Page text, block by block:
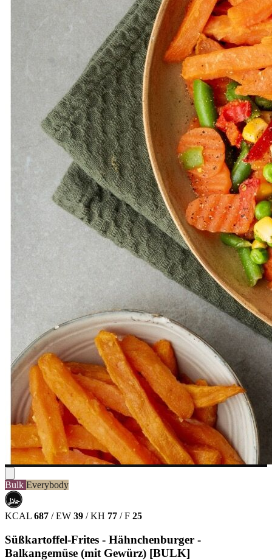
Bulk Everybody
حلال
HALAL
KCAL 687 / EW 39 / KH 77 / F 25
Süßkartoffel-Frites - Hähnchenburger -
Balkangemüse (mit Gewürz) [BULK]